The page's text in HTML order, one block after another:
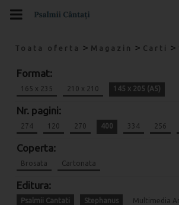
Toata oferta > Magazin > Carti >
Format:
165 x 235 210 x 210 145 x 205 (A5)
Nr. pagini:
274 120 270 400 334 256
Coperta:
Brosata Cartonata
Editura:
Psalmii Cantati Stephanus Multimedia